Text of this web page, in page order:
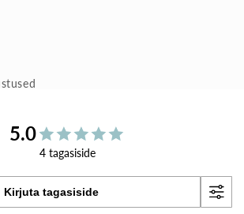
5.0
4 tagasiside
Kirjuta tagasiside